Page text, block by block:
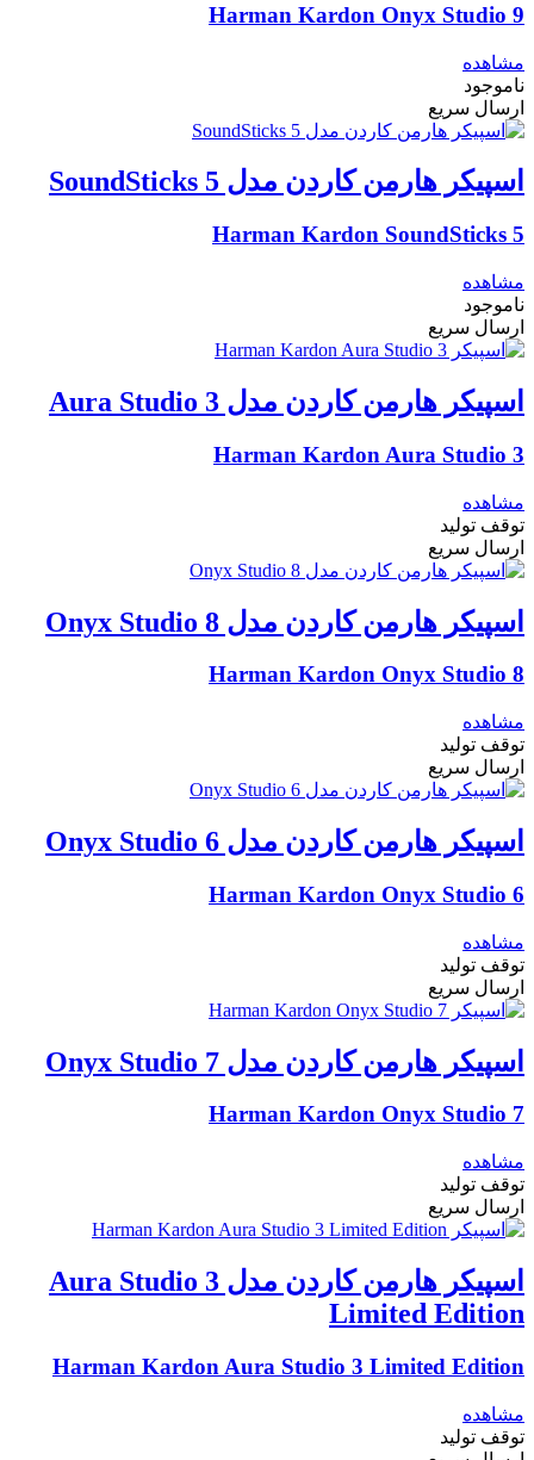
Harman Kardon Onyx Studio 9
مشاهده
ناموجود
ارسال سریع
اسپیکر هارمن کاردن مدل SoundSticks 5
Harman Kardon SoundSticks 5
مشاهده
ناموجود
ارسال سریع
اسپیکر هارمن کاردن مدل Aura Studio 3
Harman Kardon Aura Studio 3
مشاهده
توقف تولید
ارسال سریع
اسپیکر هارمن کاردن مدل Onyx Studio 8
Harman Kardon Onyx Studio 8
مشاهده
توقف تولید
ارسال سریع
اسپیکر هارمن کاردن مدل Onyx Studio 6
Harman Kardon Onyx Studio 6
مشاهده
توقف تولید
ارسال سریع
اسپیکر هارمن کاردن مدل Onyx Studio 7
Harman Kardon Onyx Studio 7
مشاهده
توقف تولید
ارسال سریع
اسپیکر هارمن کاردن مدل Aura Studio 3
Limited Edition
Harman Kardon Aura Studio 3 Limited Edition
مشاهده
توقف تولید